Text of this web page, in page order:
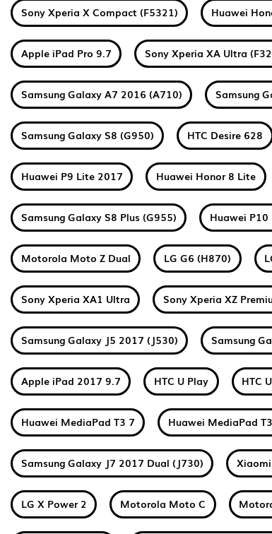
Sony Xperia X Compact (F5321) Huawei
Apple iPad Pro 9.7 Sony Xperia XA Ultra
Samsung Galaxy A7 2016 (A710) Samsung
Samsung Galaxy S8 (G950) HTC Desire 628
Huawei P9 Lite 2017 Huawei Honor 8 Lite
Samsung Galaxy S8 Plus (G955) Huawei P10
Motorola Moto Z Dual LG G6 (H870)
Sony Xperia XA1 Ultra Sony Xperia XZ
Samsung Galaxy J5 2017 (J530) Samsung
Apple iPad 2017 9.7 HTC U Play HTC
Huawei MediaPad T3 7 Huawei MediaPad
Samsung Galaxy J7 2017 Dual (J730)
LG X Power 2 Motorola Moto C